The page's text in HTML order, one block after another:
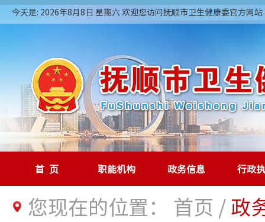
今天是: 2026年8月8日 星期六 欢迎您访问抚顺市卫生健康委官方网站
首页 职能机构 政务信息 行政
您现在的位置： 首页 /政